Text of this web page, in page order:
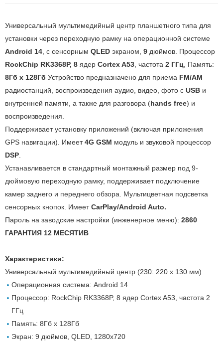
Универсальный мультимедийный центр планшетного типа для
установки через переходную рамку на операционной системе
Android 14 , с сенсорным QLED экраном, 9 дюймов. Процессор
RockChip RK3368P, 8 ядер Cortex A53 , частота 2 ГГц , Память:
8Гб х 128Гб Устройство предназначено для приема FM/AM
радиостанций, воспроизведения аудио, видео, фото с USB и
внутренней памяти, а также для разговора (hands free) и
воспроизведения.
Поддерживает установку приложений (включая приложения
GPS навигации). Имеет4G GSM модуль и звуковой процессор
DSP
Устанавливается в стандартный монтажный размер под 9-
дюймовую переходную рамку, поддерживает подключение
камер заднего и переднего обзора. Мультицветная подсветка
сенсорных кнопок. ИмеетCarPlay/Android Auto.
Пароль на заводские настройки (инженерное меню): 2860
ГАРАНТИЯ 12 МЕСЯТИВ
Характеристики:
Универсальный мультимедийный центр (230: 220 x 130 мм)
Операционная система: Android 14
Процессор: RockChip RK3368P, 8 ядер Cortex A53, частота 2
ГГц
Память: 8Гб х 128Гб
Экран: 9 дюймов, QLED, 1280х720